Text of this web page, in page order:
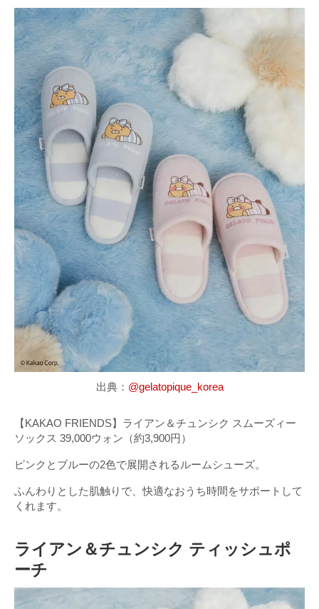
出典： @gelatopique_korea
【KAKAO FRIENDS】ライアン＆チュンシク スムーズィー
ソックス 39,000ウォン（約3,900円）
ピンクとブルーの2色で展開されるルームシューズ。
ふんわりとした肌触りで、快適なおうち時間をサポートして
くれます。
ライアン＆チュンシク ティッシュポ
ーチ